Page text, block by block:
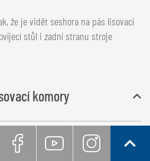
Facebook
Youtube Zpět
že je vidět seshora na pás lisovací
stůl i zadní stranu stroje
komory
perfektně slisované balíky je
resp. vlhkost materiálu. U velmi